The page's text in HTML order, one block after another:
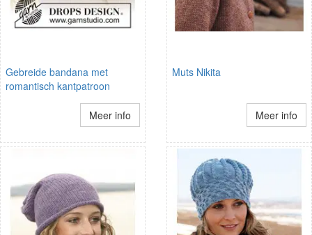
Gebreide bandana met
romantisch kantpatroon
Meer info
Muts Nikita
Meer info